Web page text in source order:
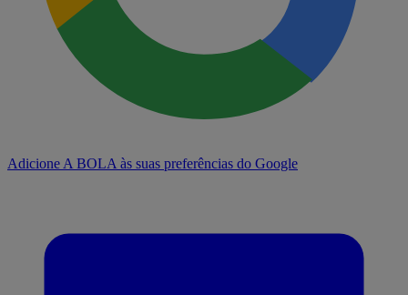
Adicione A BOLA às suas preferências do Google